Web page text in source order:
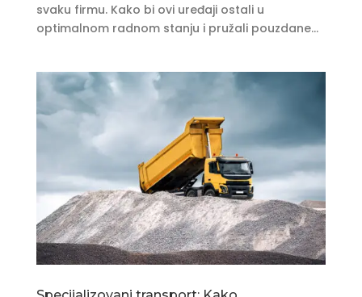
svaku firmu. Kako bi ovi uređaji ostali u
optimalnom radnom stanju i pružali pouzdane...